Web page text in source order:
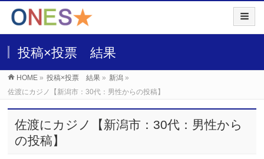
投稿×投票 結果
HOME » 投稿×投票 結果 » 新潟 »
佐渡にカジノ【新潟市：30代：男性からの投稿】
佐渡にカジノ【新潟市：30代：男性から
の投稿】